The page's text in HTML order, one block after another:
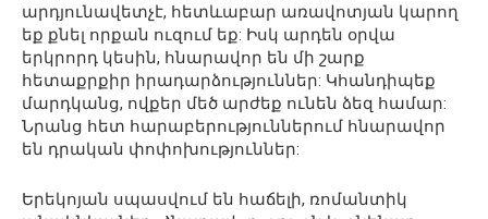
արդյունավետչէ, հետևաբար առավոտյան կարող
եք քնել որքան ուզում եք: Իսկ արդեն օրվա
երկրորդ կեսին, հնարավոր են մի շարք
հետաքրքիր իրադարձություններ: Կհանդիպեք
մարդկանց, ովքեր մեծ արժեք ունեն ձեզ համար:
Նրանց հետ հարաբերություններում հնարավոր
են դրական փոփոխություններ:
Երեկոյան սպասվում են հաճելի, ռոմանտիկ